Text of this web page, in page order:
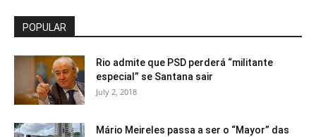
POPULAR
Rio admite que PSD perderá “militante
especial” se Santana sair
July 2, 2018
Mário Meireles passa a ser o “Mayor” das